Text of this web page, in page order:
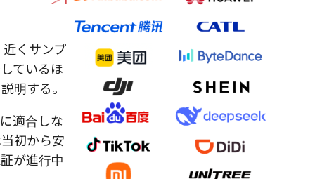
くサンプ
ているほ
明する。
適合しな
初から安
が進行中